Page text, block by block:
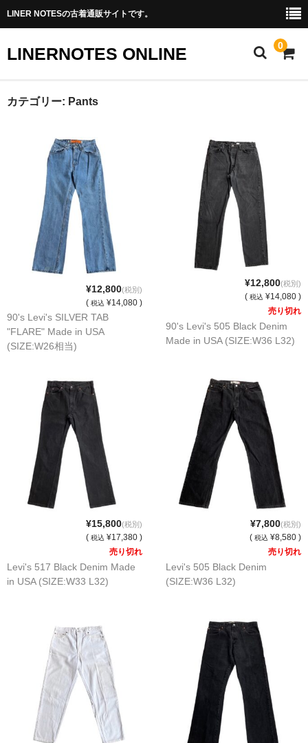
LINER NOTESの古着通販サイトです。
LINERNOTES ONLINE 0
ホーム
Instagram(土浦駅前店)
実店舗情報
オーナーブログ
お問い合わせ
カテゴリー: Pants
¥12,800(税別)
( 税込 ¥14,080 )
90's Levi's SILVER TAB
"FLARE" Made in USA
(SIZE:W26相当)
¥12,800(税別)
( 税込 ¥14,080 )
売り切れ
90's Levi's 505 Black Denim
Made in USA (SIZE:W36 L32)
¥15,800(税別)
( 税込 ¥17,380 )
売り切れ
Levi's 517 Black Denim Made
in USA (SIZE:W33 L32)
¥7,800(税別)
( 税込 ¥8,580 )
売り切れ
Levi's 505 Black Denim
(SIZE:W36 L32)